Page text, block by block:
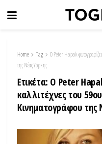
Home Tag
Ο Peter Hapak
της Νέας Υόρκης
Ετικέτα: Ο Peter
καλλιτέχνες του
Κινηματογράφου της